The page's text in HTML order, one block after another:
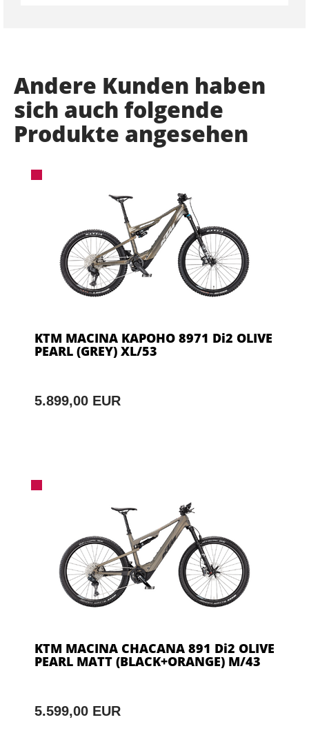
Andere Kunden haben
sich auch folgende
Produkte angesehen
KTM MACINA KAPOHO 8971 Di2 OLIVE
PEARL (GREY) XL/53
5.899,00 EUR
KTM MACINA CHACANA 891 Di2 OLIVE
PEARL MATT (BLACK+ORANGE) M/43
5.599,00 EUR